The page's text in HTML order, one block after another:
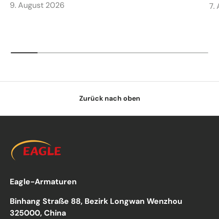
9. August 2026 7.
Zurück nach oben
Eagle-Armaturen
Binhang Straße 88, Bezirk Longwan Wenzhou
325000, China